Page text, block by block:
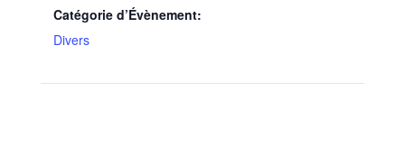
Catégorie d’Évènement:
Divers